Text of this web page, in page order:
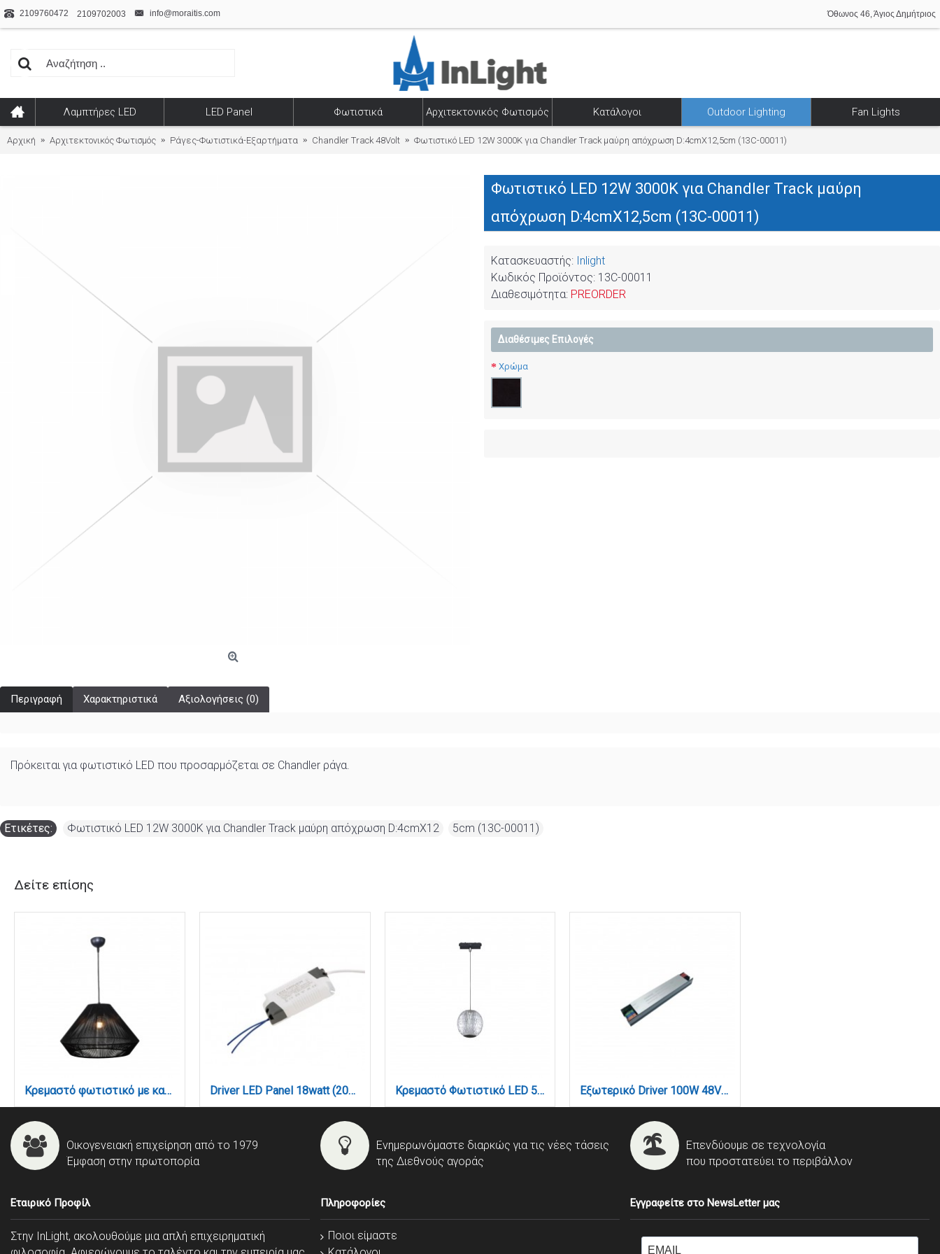
2109760472 2109702003 info@moraitis.com Όθωνος 46, Άγιος Δημήτριος
Λαμπτήρες LED LED Panel Φωτιστικά Αρχιτεκτονικός Φωτισμός Κατάλογοι Outdoor Lighting Fan Lights
Αρχική Αρχιτεκτονικός Φωτισμός Ράγες-Φωτιστικά-Εξαρτήματα Chandler Track 48Volt Φωτιστικό LED 12W 3000K για Chandler Track μαύρη απόχρωση D:4cmX12,5cm (13C-00011)
Φωτιστικό LED 12W 3000K για Chandler Track μαύρη
απόχρωση D:4cmX12,5cm (13C-00011)
Κατασκευαστής: Inlight
Κωδικός Προϊόντος: 13C-00011
Διαθεσιμότητα: PREORDER
Διαθέσιμες Επιλογές
Χρώμα
Περιγραφή Χαρακτηριστικά Αξιολογήσεις (0)
Πρόκειται για φωτιστικό LED που προσαρμόζεται σε Chandler ράγα.
Ετικέτες: Φωτιστικό LED 12W 3000K για Chandler Track μαύρη απόχρωση D:4cmX12 5cm (13C-00011)
Δείτε επίσης
Κρεμαστό φωτιστικό με καπέλο απο ίνα 1xE27 D:45cm (4057-B) Driver LED Panel 18watt (201800) Κρεμαστό Φωτιστικό LED 5W 3CCT για Ultra-Thin μαγνητική ράγα σε μαύρη απόχρωση D:10,2cm (TMU0230-Black) Εξωτερικό Driver 100W 48V για Ultra-Thin μαγνητική ράγα (TD009)
Οικογενειακή επιχείρηση από το 1979
Έμφαση στην πρωτοπορία
Ενημερωνόμαστε διαρκώς για τις νέες τάσεις
της Διεθνούς αγοράς
Επενδύουμε σε τεχνολογία
που προστατεύει το περιβάλλον
Εταιρικό Προφίλ
Στην InLight, ακολουθούμε μια απλή επιχειρηματική
Πληροφορίες
Ποιοι είμαστε
Εγγραφείτε στο NewsLetter μας